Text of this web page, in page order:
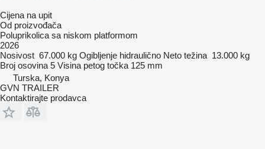
Cijena na upit
Od proizvođača
Poluprikolica sa niskom platformom
2026
Nosivost 67.000 kg Ogibljenje hidraulično Neto težina 13.000 kg
Broj osovina 5 Visina petog točka 125 mm
Turska, Konya
GVN TRAILER
Kontaktirajte prodavca